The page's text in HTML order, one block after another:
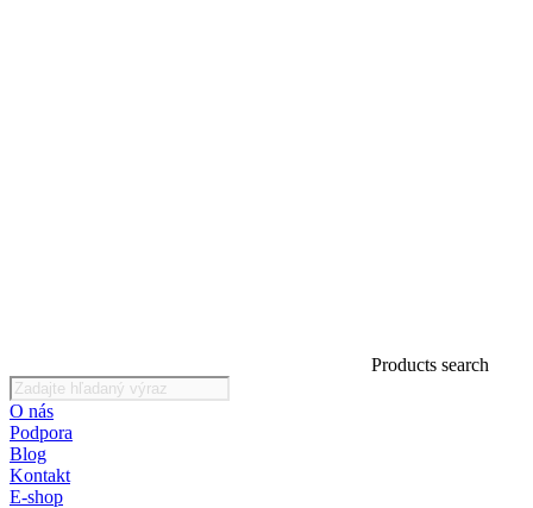
Products search
O nás
Podpora
Blog
Kontakt
E-shop